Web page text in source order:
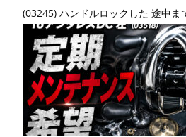
(03245) ハンドルロックした 途中ま